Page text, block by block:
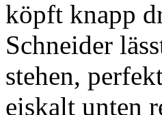
köpft knapp
Schneider
stehen,
eiskalt unten